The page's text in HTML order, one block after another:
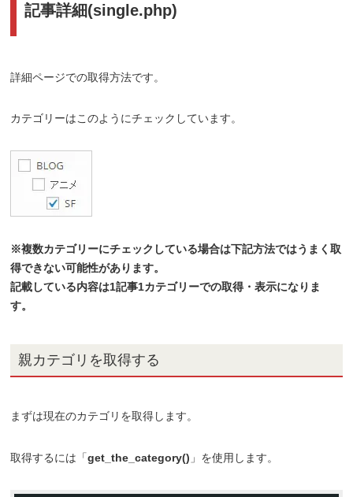
記事詳細(single.php)
詳細ページでの取得方法です。
カテゴリーはこのようにチェックしています。
※複数カテゴリーにチェックしている場合は下記方法ではうまく取
得できない可能性があります。
記載している内容は1記事1カテゴリーでの取得・表示になりま
す。
親カテゴリを取得する
まずは現在のカテゴリを取得します。
取得するには「get_the_category() 」を使用します。